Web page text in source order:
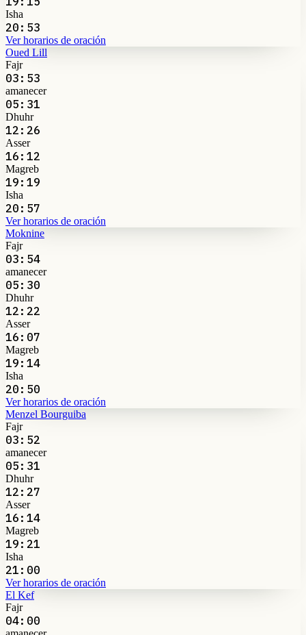
Isha
20:53
Ver horarios de oración
Oued Lill
Fajr
03:53
amanecer
05:31
Dhuhr
12:26
Asser
16:12
Magreb
19:19
Isha
20:57
Ver horarios de oración
Moknine
Fajr
03:54
amanecer
05:30
Dhuhr
12:22
Asser
16:07
Magreb
19:14
Isha
20:50
Ver horarios de oración
Menzel Bourguiba
Fajr
03:52
amanecer
05:31
Dhuhr
12:27
Asser
16:14
Magreb
19:21
Isha
21:00
Ver horarios de oración
El Kef
Fajr
04:00